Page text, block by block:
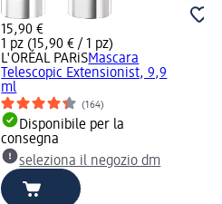
15,90 €
1 pz (15,90 € / 1 pz)
L'ORÉAL PARiSMascara
Telescopic Extensionist, 9,9
ml
(164)
Disponibile per la
consegna
seleziona il negozio dm